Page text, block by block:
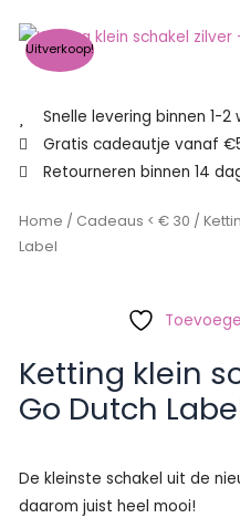
Uitverkoop!
Snelle levering binnen 1-2
Gratis cadeautje vanaf
Retourneren binnen 14
Home / Cadeaus < € 30 /
Label
Ketting klein
Go Dutch
De kleinste schakel uit de
daarom juist heel mooi!